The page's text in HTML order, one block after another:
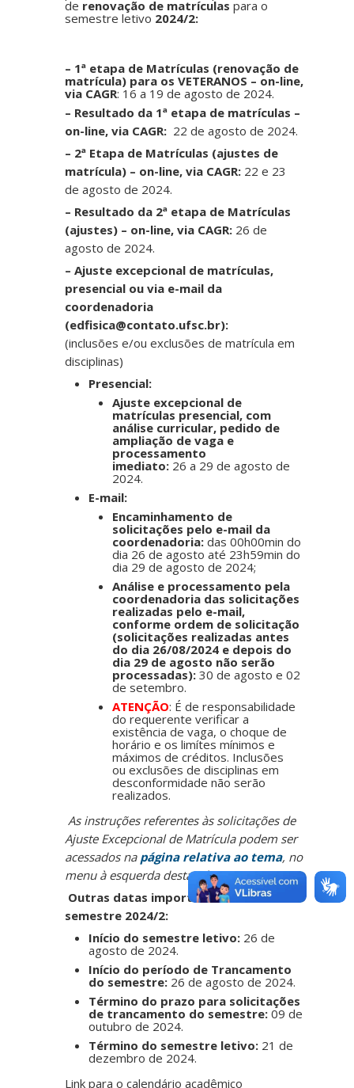
de renovação de matrículas para o
semestre letivo 2024/2:
– 1ª etapa de Matrículas (renovação de
matrícula) para os VETERANOS – on-line,
via CAGR: 16 a 19 de agosto de 2024.
– Resultado da 1ª etapa de matrículas –
on-line, via CAGR: 22 de agosto de 2024.
– 2ª Etapa de Matrículas (ajustes de
matrícula) – on-line, via CAGR: 22 e 23
de agosto de 2024.
– Resultado da 2ª etapa de Matrículas
(ajustes) – on-line, via CAGR: 26 de
agosto de 2024.
– Ajuste excepcional de matrículas,
presencial ou via e-mail da
coordenadoria
(edfisica@contato.ufsc.br):
(inclusões e/ou exclusões de matrícula em
disciplinas)
Presencial:
Ajuste excepcional de
matrículas presencial, com
análise curricular, pedido de
ampliação de vaga e
processamento
imediato: 26 a 29 de agosto de
2024.
E-mail:
Encaminhamento de
solicitações pelo e-mail da
coordenadoria:das 00h00min do
dia 26 de agosto até 23h59min do
dia 29 de agosto de 2024;
Análise e processamento pela
coordenadoria das solicitações
realizadas pelo e-mail,
conforme ordem de solicitação
(solicitações realizadas antes
do dia 26/08/2024 e depois do
dia 29 de agosto não serão
processadas):30 de agosto e 02
de setembro.
ATENÇÃO: É de responsabilidade
do requerente verificar a
existência de vaga, o choque de
horário e os limítes mínimos e
máximos de créditos. Inclusões
ou exclusões de disciplinas em
desconformidade não serão
realizados.
As instruções referentes às solicitações de
Ajuste Excepcional de Matrícula podem ser
acessados na página relativa ao tema, no
menu à esquerda desta página.
Outras datas importantes do
semestre 2024/2:
Início do semestre letivo: 26 de
agosto de 2024.
Início do período de Trancamento
do semestre: 26 de agosto de 2024.
Término do prazo para solicitações
de trancamento do semestre:09 de
outubro de 2024.
Término do semestre letivo: 21 de
dezembro de 2024.
Link para o calendário acadêmico